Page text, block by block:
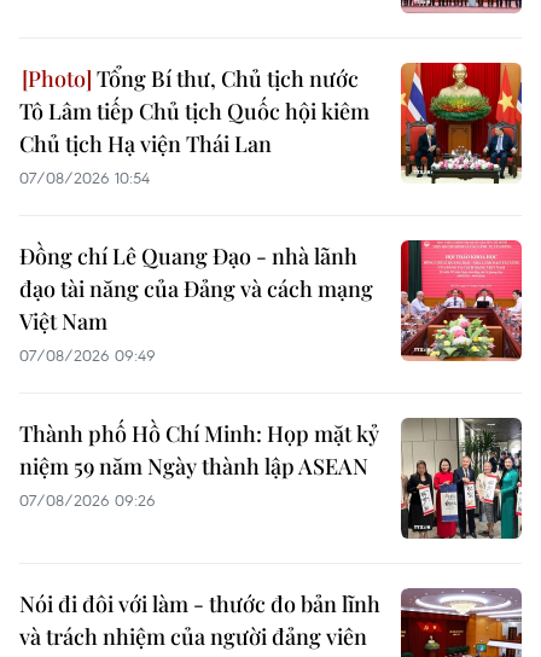
Tổng Bí thư, Chủ tịch nước
Tô Lâm tiếp Chủ tịch Quốc hội kiêm
Chủ tịch Hạ viện Thái Lan
07/08/2026 10:54
Đồng chí Lê Quang Đạo - nhà lãnh
đạo tài năng của Đảng và cách mạng
Việt Nam
07/08/2026 09:49
Thành phố Hồ Chí Minh: Họp mặt kỷ
niệm 59 năm Ngày thành lập ASEAN
07/08/2026 09:26
Nói đi đôi với làm - thước đo bản lĩnh
và trách nhiệm của người đảng viên